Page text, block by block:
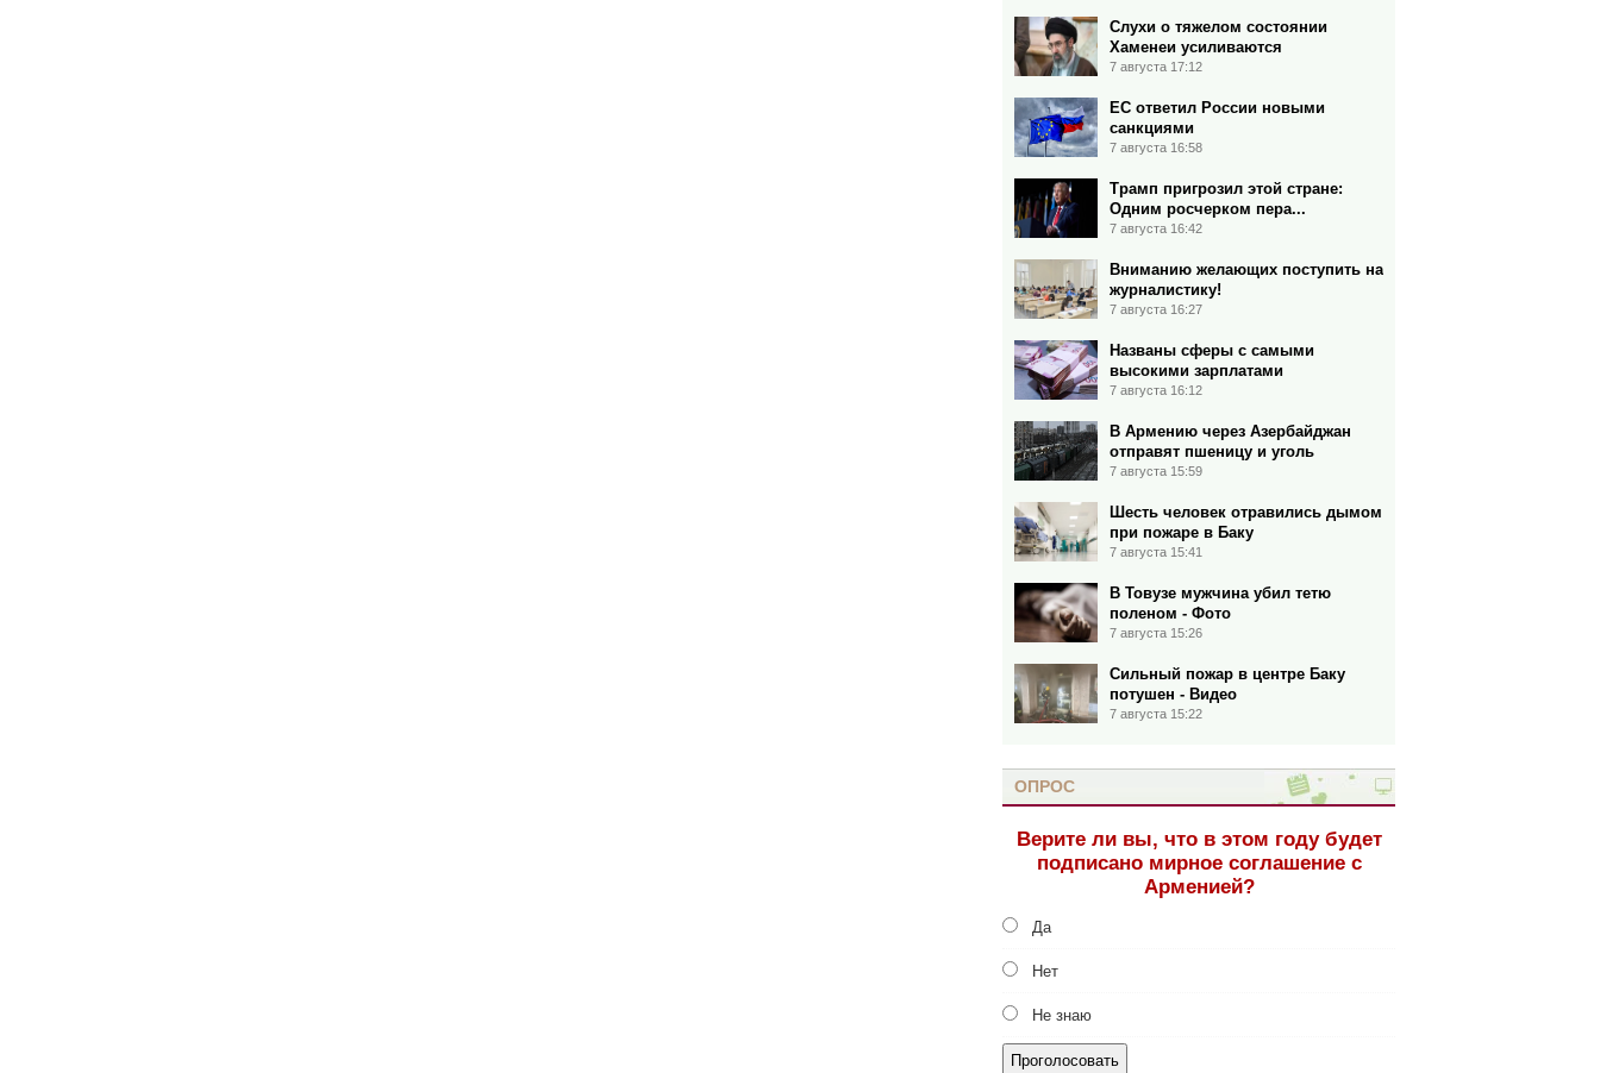
Слухи о тяжелом состоянии
Хаменеи усиливаются
7 августа 17:12
ЕС ответил России новыми
санкциями
7 августа 16:58
Трамп пригрозил этой стране:
Одним росчерком пера...
7 августа 16:42
Вниманию желающих поступить на
журналистику!
7 августа 16:27
Названы сферы с самыми
высокими зарплатами
7 августа 16:12
В Армению через Азербайджан
отправят пшеницу и уголь
7 августа 15:59
Шесть человек отравились дымом
при пожаре в Баку
7 августа 15:41
В Товузе мужчина убил тетю
поленом - Фото
7 августа 15:26
Сильный пожар в центре Баку
потушен - Видео
7 августа 15:22
ОПРОС
Верите ли вы, что в этом году будет
подписано мирное соглашение с
Арменией?
Да
Нет
Не знаю